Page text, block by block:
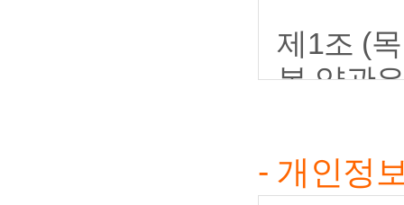
제1조 (
본 약관
자치도
세먼지
- 개인정